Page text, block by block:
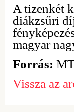
A tizenkét
diákzsűri
magyar
Forrás:
Vissza az